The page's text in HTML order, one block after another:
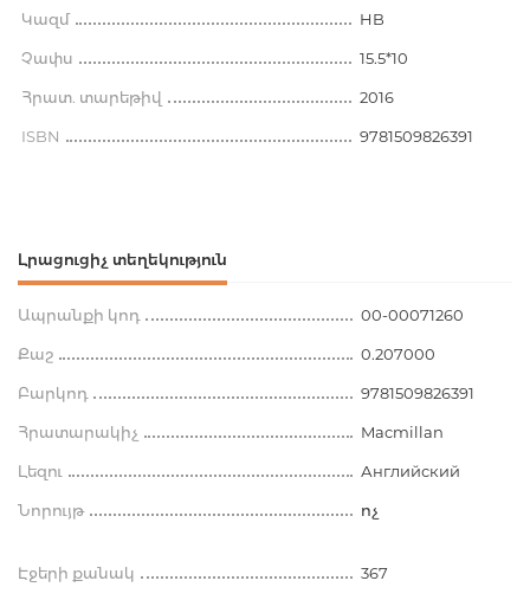
Կազմ HB
Չափս 15.5*10
Հրատ. տարեթիվ 2016
ISBN 9781509826391
Լրացուցիչ տեղեկություն
Ապրանքի կոդ 00-00071260
Քաշ 0.207000
Բարկոդ 9781509826391
Հրատարակիչ Macmillan
Լեզու Английский
Նորույթ ոչ
Էջերի քանակ 367